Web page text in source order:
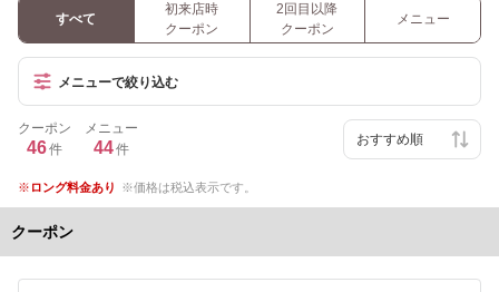
すべて
初来店時
クーポン
2回目以降
クーポン
メニュー
メニューで絞り込む
クーポン
46件
メニュー
44件
ロング料金あり 価格は税込表示です。
クーポン